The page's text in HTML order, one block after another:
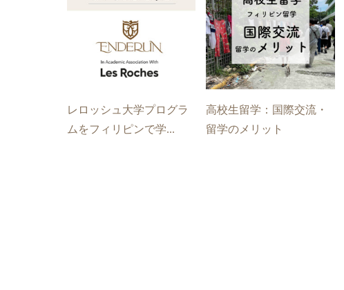
レロッシュ大学プログラ
ムをフィリピンで学...
高校生留学：国際交流・
留学のメリット